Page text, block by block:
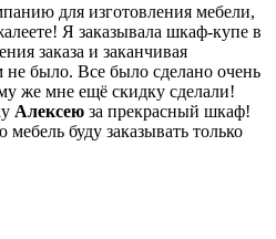
для изготовления мебели,
Я заказывала шкаф-купе в
заказа и заканчивая
было. Все было сделано очень
же мне ещё скидку сделали!
Алексею за прекрасный шкаф!
буду заказывать только